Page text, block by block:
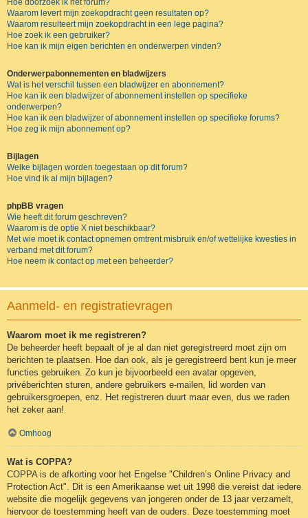
Waarom levert mijn zoekopdracht geen resultaten op?
Waarom resulteert mijn zoekopdracht in een lege pagina?
Hoe zoek ik een gebruiker?
Hoe kan ik mijn eigen berichten en onderwerpen vinden?
Onderwerpabonnementen en bladwijzers
Wat is het verschil tussen een bladwijzer en abonnement?
Hoe kan ik een bladwijzer of abonnement instellen op specifieke
onderwerpen?
Hoe kan ik een bladwijzer of abonnement instellen op specifieke forums?
Hoe zeg ik mijn abonnement op?
Bijlagen
Welke bijlagen worden toegestaan op dit forum?
Hoe vind ik al mijn bijlagen?
phpBB vragen
Wie heeft dit forum geschreven?
Waarom is de optie X niet beschikbaar?
Met wie moet ik contact opnemen omtrent misbruik en/of wettelijke kwesties in
verband met dit forum?
Hoe neem ik contact op met een beheerder?
Aanmeld- en registratievragen
Waarom moet ik me registreren?
De beheerder heeft bepaalt of je al dan niet geregistreerd moet zijn om
berichten te plaatsen. Hoe dan ook, als je geregistreerd bent kun je meer
functies gebruiken. Zo kun je bijvoorbeeld een avatar opgeven,
privéberichten sturen, andere gebruikers e-mailen, lid worden van
gebruikersgroepen, enz. Het registreren duurt maar even, dus we raden
het zeker aan!
Omhoog
Wat is COPPA?
COPPA is de afkorting voor het Engelse "Children’s Online Privacy and
Protection Act". Dit is een Amerikaanse wet uit 1998 die vereist dat iedere
website die mogelijk gegevens van jongeren onder de 13 jaar verzamelt,
hiervoor de toestemming heeft van de ouders. Deze toestemming moet